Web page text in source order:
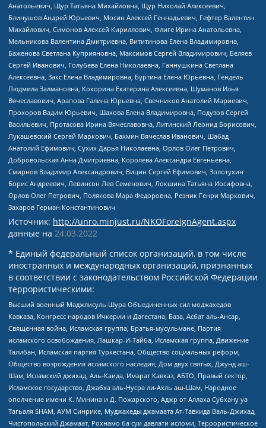
Анатольевич, Щур Татьяна Михайловна, Щур Николай Алексеевич,
Блинушов Андрей Юрьевич, Мосин Алексей Геннадьевич, Гефтер Валентин
Михайлович, Симонов Алексей Кириллович, Флиге Ирина Анатольевна,
Мельникова Валентина Дмитриевна, Вититинова Елена Владимировна,
Баженова Светлана Куприяновна, Максимов Сергей Владимирович, Беляев
Сергей Иванович, Голубева Елена Николаевна, Ганнушкина Светлана
Алексеевна, Закс Елена Владимировна, Буртина Елена Юрьевна, Гендель
Людмила Залмановна, Кокорина Екатерина Алексеевна, Шуманов Илья
Вячеславович, Арапова Галина Юрьевна, Свечников Анатолий Мариевич,
Прохоров Вадим Юрьевич, Шахова Елена Владимировна, Подузов Сергей
Васильевич, Протасова Ирина Вячеславовна, Литинский Леонид Борисович,
Лукашевский Сергей Маркович, Бахмин Вячеслав Иванович, Шабад
Анатолий Ефимович, Сухих Дарья Николаевна, Орлов Олег Петрович,
Добровольская Анна Дмитриевна, Королева Александра Евгеньевна,
Смирнов Владимир Александрович, Вицин Сергей Ефимович, Золотухин
Борис Андреевич, Левинсон Лев Семенович, Локшина Татьяна Иосифовна,
Орлов Олег Петрович, Полякова Мара Федоровна, Резник Генри Маркович,
Захаров Герман Константинович
Источник: http://unro.minjust.ru/NKOForeignAgent.aspx
данные на 24.03.2022
* Единый федеральный список организаций, в том числе
иностранных и международных организаций, признанных
в соответствии с законодательством Российской Федерации
террористическими:
Высший военный Маджлисуль Шура Объединенных сил моджахедов
Кавказа, Конгресс народов Ичкерии и Дагестана, База, Асбат аль-Ансар,
Священная война, Исламская группа, Братья-мусульмане, Партия
исламского освобождения, Лашкар-И-Тайба, Исламская группа, Движение
Талибан, Исламская партия Туркестана, Общество социальных реформ,
Общество возрождения исламского наследия, Дом двух святых, Джунд аш-
Шам, Исламский джихад, Аль-Каида, Имарат Кавказ, АБТО, Правый сектор,
Исламское государство, Джабха аль-Нусра ли-Ахль аш-Шам, Народное
ополчение имени К. Минина и Д. Пожарского, Аджр от Аллаха Субхану уа
Тагьаля SHAM, АУМ Синрике, Муджахеды джамаата Ат-Тавхида Валь-Джихад,
Чистопольский Джамаат, Рохнамо ба суи давлати исломи, Террористическое